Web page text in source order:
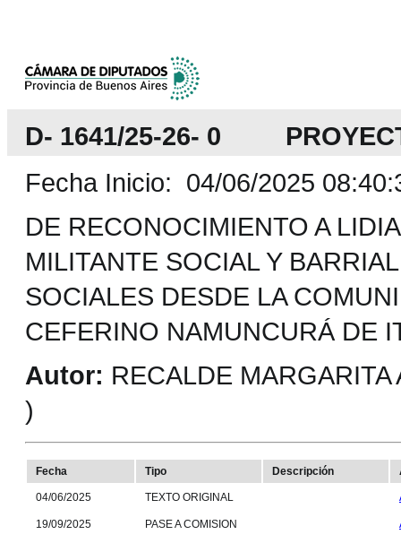
D- 1641/25-26- 0
Fecha Inicio: 04/06/2025
DE RECONOCIMIENTO A
MILITANTE SOCIAL Y
SOCIALES DESDE LA
CEFERINO NAMUNCURÁ DE
Autor: RECALDE
)
Fecha Tipo Descripción
04/06/2025 TEXTO ORIGINAL
19/09/2025 PASE A COMISION